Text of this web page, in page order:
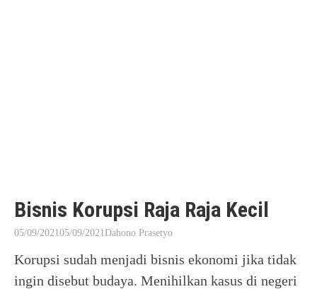
Bisnis Korupsi Raja Raja Kecil
05/09/202105/09/2021Dahono Prasetyo
Korupsi sudah menjadi bisnis ekonomi jika tidak
ingin disebut budaya. Menihilkan kasus di negeri